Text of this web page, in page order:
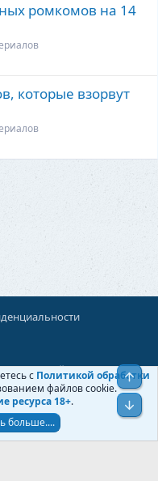
ромкомов на 14
которые взорвут
Дискуссий»
2026с Политикой обработки
файлов cookie.
ресурса 18+.
больше....
Верх